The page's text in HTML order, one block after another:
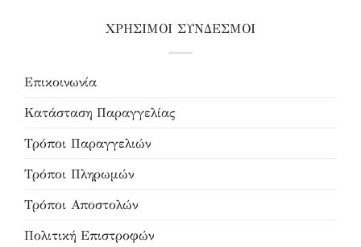
ΧΡΗΣΙΜΟΙ ΣΥΝΔΕΣΜΟΙ
Επικοινωνία
Κατάσταση Παραγγελίας
Τρόποι Παραγγελιών
Τρόποι Πληρωμών
Τρόποι Αποστολών
Πολιτική Επιστροφών